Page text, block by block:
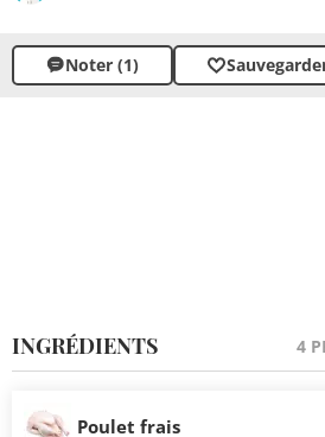
ingrédients frais pour un résultat
cuisson lente du poulet qui
Noter (1)
INGRÉDIENTS 4
Poulet frais